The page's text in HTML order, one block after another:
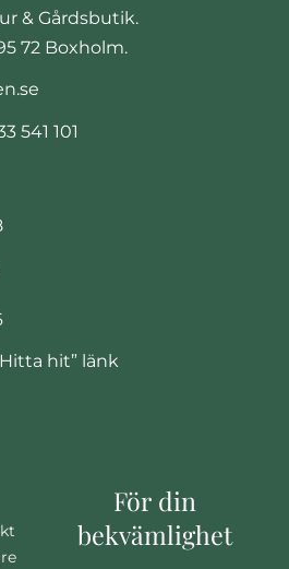
& Gårdsbutik.
72 Boxholm.
541 101
hit” länk
För din
bekvämlighet